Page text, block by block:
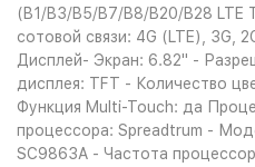
(B1/B3/B5/B7/B8/B20/B28
сотовой связи: 4G (LTE), 3G,
Дисплей- Экран: 6.82" -
дисплея: TFT - Количество
Функция Multi-Touch: да
процессора: Spreadtrum -
SC9863A - Частота